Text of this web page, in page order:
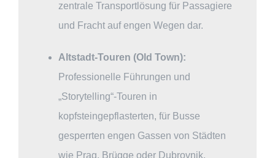
zentrale Transportlösung für Passagiere
und Fracht auf engen Wegen dar.
Altstadt-Touren (Old Town):
Professionelle Führungen und
„Storytelling“-Touren in
kopfsteingepflasterten, für Busse
gesperrten engen Gassen von Städten
wie Prag, Brügge oder Dubrovnik.